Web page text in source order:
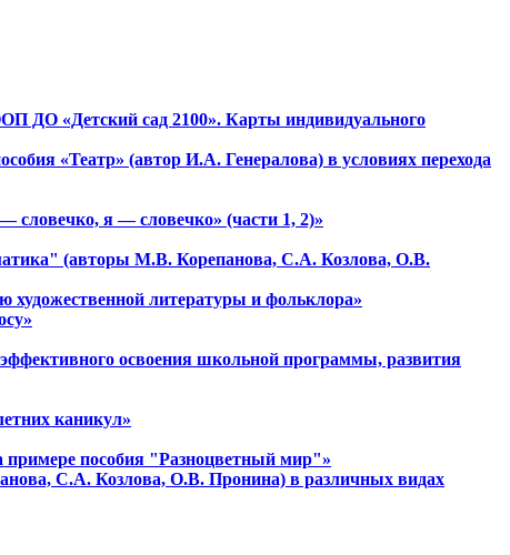
ДО «Детский сад 2100». Карты индивидуального
«Театр» (автор И.А. Генералова) в условиях перехода
словечко, я — словечко» (части 1, 2)»
(авторы М.В. Корепанова, С.А. Козлова, О.В.
художественной литературы и фольклора»
освоения школьной программы, развития
каникул»
примере пособия "Разноцветный мир"»
С.А. Козлова, О.В. Пронина) в различных видах